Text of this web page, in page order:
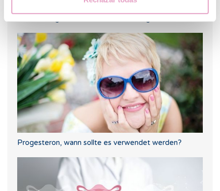
Progesteron, wann sollte es verwendet werden?